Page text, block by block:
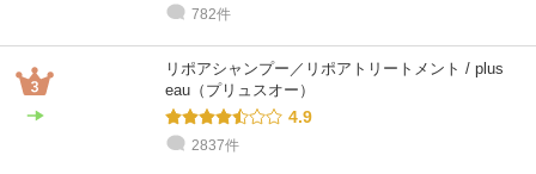
782件
リポアシャンプー／リポアトリートメント / plus
eau（プリュスオー）
4.9
2837件